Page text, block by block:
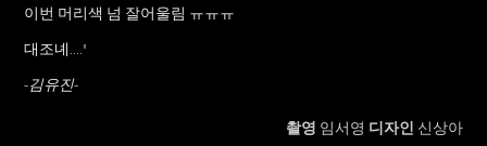
이번 머리색 넘 잘어울림 ㅠㅠㅠ
대조녜...."
-김유진-
촬영 임서영 디자인 신상아